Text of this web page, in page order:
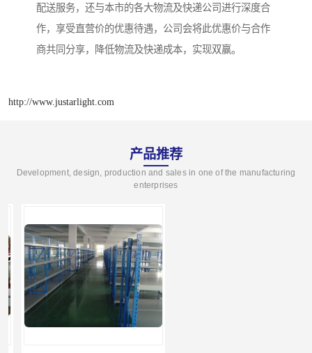
配送服务，还与本市的各大物流及快递公司进行深度合
作，享受直营价的优惠待遇，公司会将此优惠价与合作
商共同分享，降低物流及快递成本，实现双赢。
http://www.justarlight.com
产品推荐
Development, design, production and sales in one of the manufacturing
enterprises